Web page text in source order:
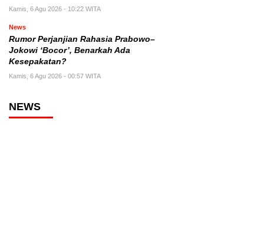
Kamis, 6 Agu 2026 - 10:22 WITA
News
Rumor Perjanjian Rahasia Prabowo–
Jokowi ‘Bocor’, Benarkah Ada
Kesepakatan?
Kamis, 6 Agu 2026 - 00:57 WITA
NEWS